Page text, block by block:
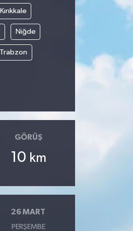
Kırıkkale
Niğde
Trabzon
GÖRÜŞ
10 km
26 MART
PERŞEMBE